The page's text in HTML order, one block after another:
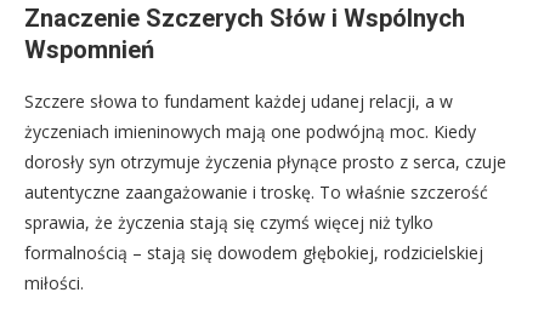
Znaczenie Szczerych Słów i Wspólnych
Wspomnień
Szczere słowa to fundament każdej udanej relacji, a w
życzeniach imieninowych mają one podwójną moc. Kiedy
dorosły syn otrzymuje życzenia płynące prosto z serca, czuje
autentyczne zaangażowanie i troskę. To właśnie szczerość
sprawia, że życzenia stają się czymś więcej niż tylko
formalnością – stają się dowodem głębokiej, rodzicielskiej
miłości.